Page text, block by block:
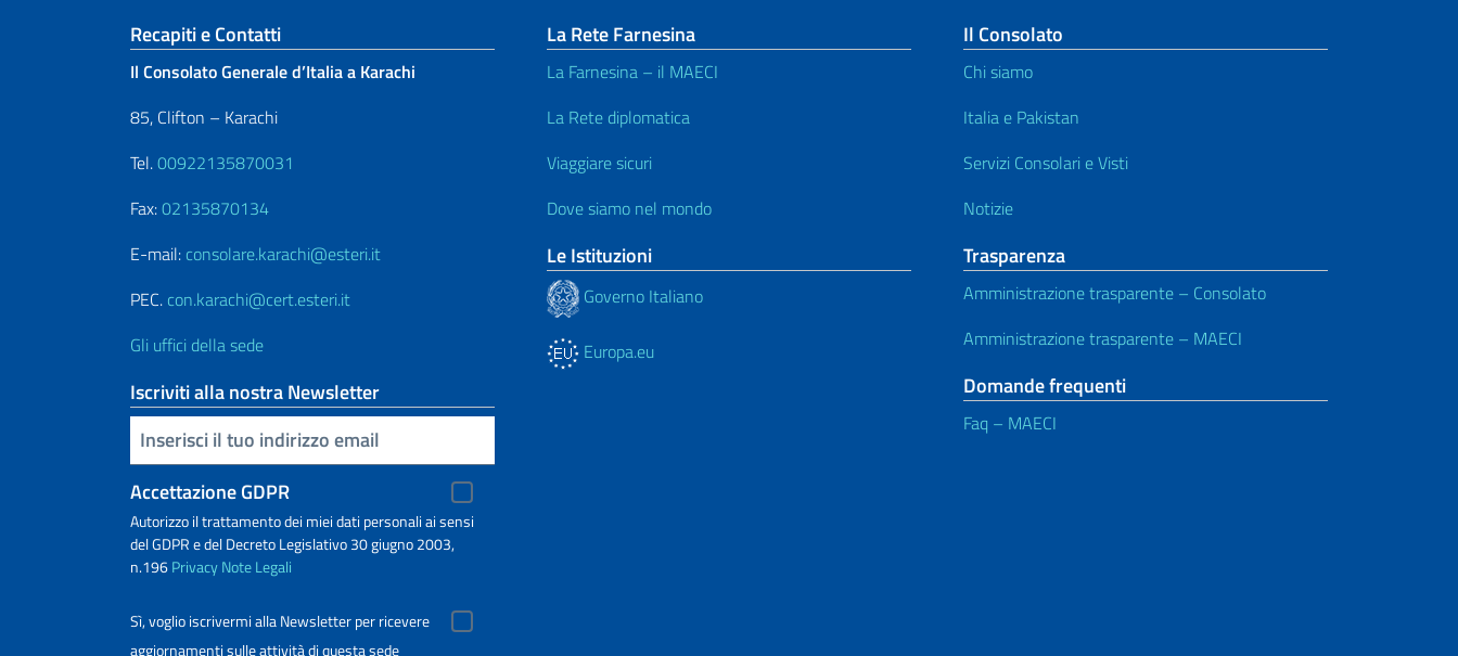
Sezione footer
Recapiti e Contatti
Il Consolato Generale d’Italia a Karachi
85, Clifton – Karachi
Tel.00922135870031
Fax:02135870134
E-mail: consolare.karachi@esteri.it
PEC. con.karachi@cert.esteri.it
Gli uffici della sede
Iscriviti alla nostra Newsletter
Inserisci la tua email
Accettazione GDPR
Autorizzo il trattamento dei miei dati personali ai sensi
del GDPR e del Decreto Legislativo 30 giugno 2003,
n.196PrivacyNote Legali
Sì, voglio iscrivermi alla Newsletter per ricevere
aggiornamenti sulle attività di questa sede
La Rete Farnesina
La Farnesina – il MAECI
La Rete diplomatica
Viaggiare sicuri
Dove siamo nel mondo
Le Istituzioni
Governo Italiano
Europa.eu
Il Consolato
Chi siamo
Italia e Pakistan
Servizi Consolari e Visti
Notizie
Trasparenza
Amministrazione trasparente – Consolato
Amministrazione trasparente – MAECI
Domande frequenti
Faq – MAECI